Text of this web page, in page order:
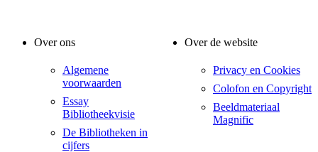
Over ons
Algemene
voorwaarden
Essay
Bibliotheekvisie
De Bibliotheken in
cijfers
Over de website
Privacy en Cookies
Colofon en Copyright
Beeldmateriaal
Magnific